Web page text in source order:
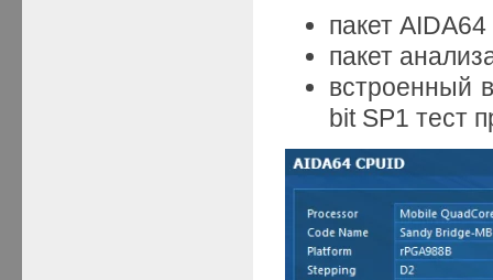
пакет
пакет
встроенный
bit SP1 тест